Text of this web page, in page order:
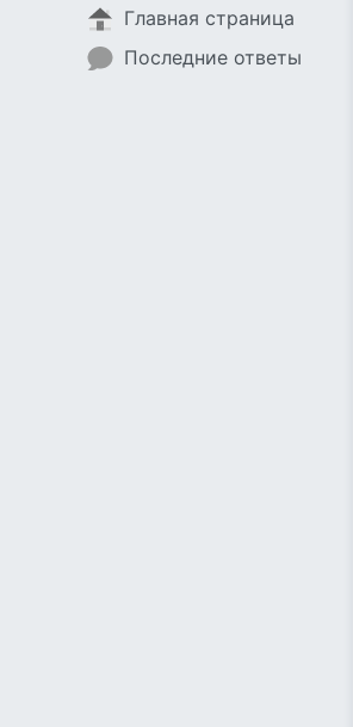
Главная страница
Последние ответы